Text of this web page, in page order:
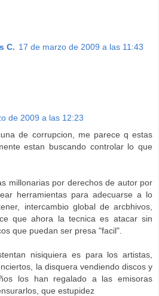
C. 17 de marzo de 2009 a las 11:43
de 2009 a las 12:23
de corrupcion, me parece q estas
estan buscando controlar lo que
millonarias por derechos de autor por
herramientas para adecuarse a lo
intercambio global de arcbhivos,
que ahora la tecnica es atacar sin
que puedan ser presa "facil".
nisiquiera es para los artistas,
la disquera vendiendo discos y
los han regalado a las emisoras
que estupidez